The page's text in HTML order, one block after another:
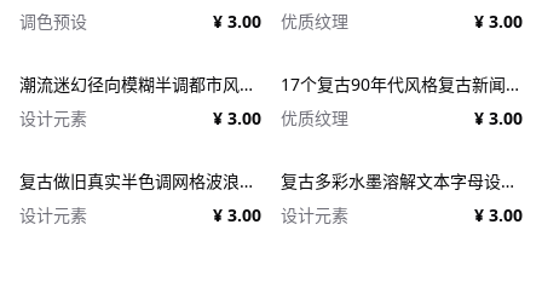
调色预设
¥ 3.00
优质纹理
¥ 3.00
潮流迷幻径向模糊半调都市风人像图像PS修图特效滤镜样机模板 Halftone Spinning Blur Photo Effect
设计元素
¥ 3.00
17个复古90年代风格复古新闻纸纹理广告PSD模板 1950s Style Retro Ad Templates
优质纹理
¥ 3.00
复古做旧真实半色调网格波浪印刷肌理特效PSD设计图片照片处理特效生成器 Goblin Printer - Halftone Effects
设计元素
¥ 3.00
复古多彩水墨溶解文本字母设计PSD特效样机模版 Ink Text Effect
设计元素
¥ 3.00